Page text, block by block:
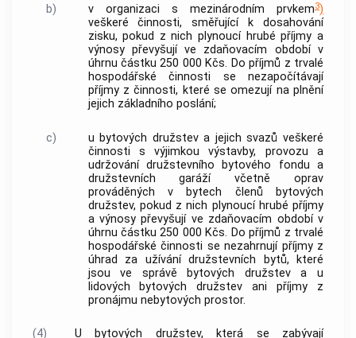
b) v organizaci s mezinárodním prvkem3)
veškeré činnosti, směřující k dosahování
zisku, pokud z nich plynoucí hrubé příjmy a
výnosy převyšují ve zdaňovacím období v
úhrnu částku 250 000 Kčs. Do příjmů z trvalé
hospodářské činnosti se nezapočítávají
příjmy z činnosti, které se omezují na plnění
jejich základního poslání;
c)
u bytových družstev a jejich svazů veškeré
činnosti s výjimkou výstavby, provozu a
udržování družstevního bytového fondu a
družstevních garáží včetně oprav
prováděných v bytech členů bytových
družstev, pokud z nich plynoucí hrubé příjmy
a výnosy převyšují ve zdaňovacím období v
úhrnu částku 250 000 Kčs. Do příjmů z trvalé
hospodářské činnosti se nezahrnují příjmy z
úhrad za užívání družstevních bytů, které
jsou ve správě bytových družstev a u
lidových bytových družstev ani příjmy z
pronájmu nebytových prostor.
(4) U bytových družstev, která se zabývají